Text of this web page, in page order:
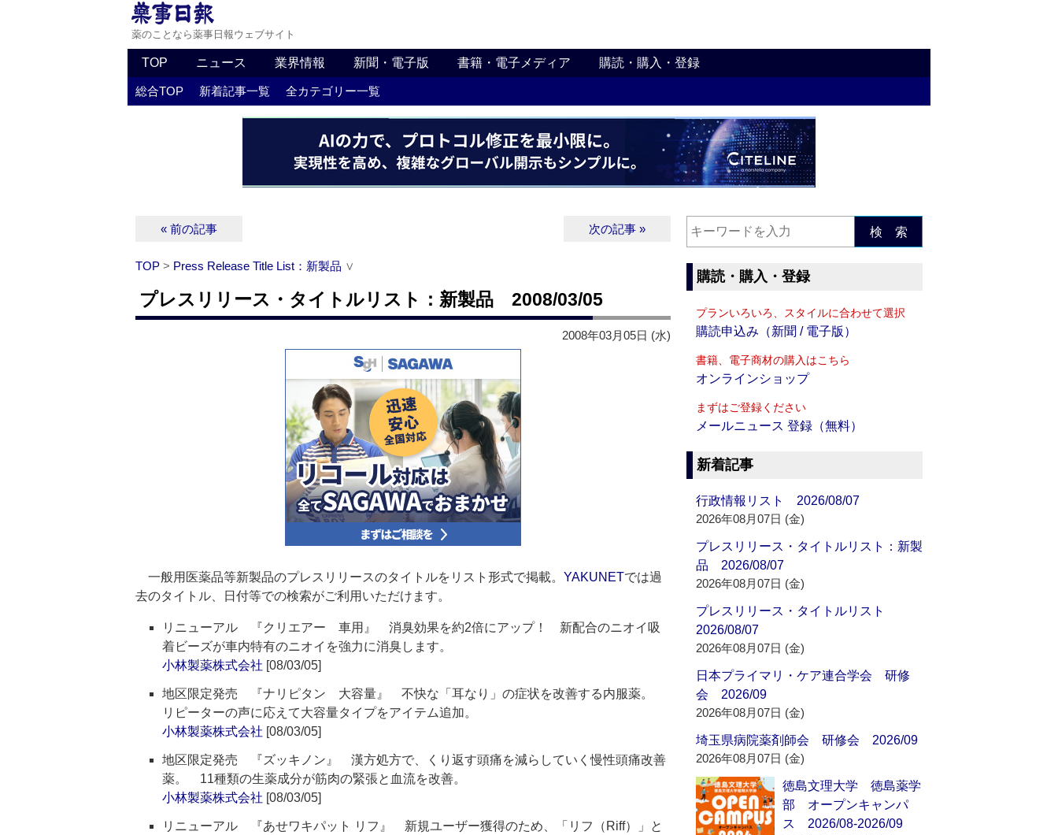
薬のことなら薬事日報ウェブサイト
TOP ニュース 業界情報 新聞・電子版 書籍・電子メディア 購読・購入・登録
総合TOP 新着記事一覧 全カテゴリー一覧
« 前の記事 次の記事 »
TOP > Press Release Title List：新製品 ∨
プレスリリース・タイトルリスト：新製品 2008/03/05
2008年03月05日 (水)
一般用医薬品等新製品のプレスリリースのタイトルをリスト形式で掲載。 YAKUNETでは過
去のタイトル、日付等での検索がご利用いただけます。
リニューアル 『クリエアー 車用』 消臭効果を約2倍にアップ！ 新配合のニオイ吸
着ビーズが車内特有のニオイを強力に消臭します。
小林製薬株式会社 [08/03/05]
地区限定発売 『ナリピタン 大容量』 不快な「耳なり」の症状を改善する内服薬。
リピーターの声に応えて大容量タイプをアイテム追加。
小林製薬株式会社 [08/03/05]
地区限定発売 『ズッキノン』 漢方処方で、くり返す頭痛を減らしていく慢性頭痛改善
薬。 11種類の生薬成分が筋肉の緊張と血流を改善。
小林製薬株式会社 [08/03/05]
リニューアル 『あせワキパット リフ』 新規ユーザー獲得のため、「リフ（Riff）」と
検 索
購読・購入・登録
プランいろいろ、スタイルに合わせて選択
購読申込み（新聞 / 電子版）
書籍、電子商材の購入はこちら
オンラインショップ
まずはご登録ください
メールニュース 登録（無料）
新着記事
行政情報リスト 2026/08/07
2026年08月07日 (金)
プレスリリース・タイトルリスト：新製
品 2026/08/07
2026年08月07日 (金)
プレスリリース・タイトルリスト
2026/08/07
2026年08月07日 (金)
日本プライマリ・ケア連合学会 研修
会 2026/09
2026年08月07日 (金)
埼玉県病院薬剤師会 研修会 2026/09
2026年08月07日 (金)
徳島文理大学 徳島薬学
部 オープンキャンパ
ス 2026/08-2026/09